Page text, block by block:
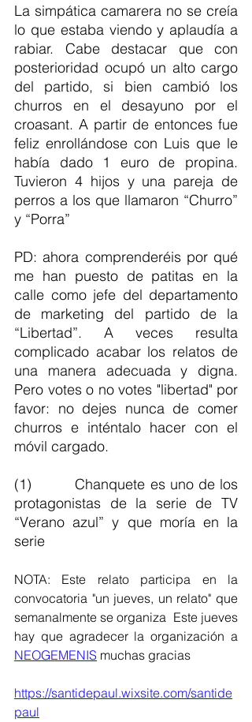
La simpática camarera no se creía
lo que estaba viendo y aplaudía a
rabiar. Cabe destacar que con
posterioridad ocupó un alto cargo
del partido, si bien cambió los
churros en el desayuno por el
croasant. A partir de entonces fue
feliz enrollándose con Luis que le
había dado 1 euro de propina.
Tuvieron 4 hijos y una pareja de
perros a los que llamaron “Churro”
y “Porra”
PD: ahora comprenderéis por qué
me han puesto de patitas en la
calle como jefe del departamento
de marketing del partido de la
“Libertad”. A veces resulta
complicado acabar los relatos de
una manera adecuada y digna.
Pero votes o no votes "libertad" por
favor: no dejes nunca de comer
churros e inténtalo hacer con el
móvil cargado.
(1)         Chanquete es uno de los
protagonistas de la serie de TV
“Verano azul” y que moría en la
serie
NOTA: Este relato participa en la
convocatoria "un jueves, un relato" que
semanalmente se organiza  Este jueves
NEOGEMENIS muchas gracias
https://santidepaul.wixsite.com/santide
paul